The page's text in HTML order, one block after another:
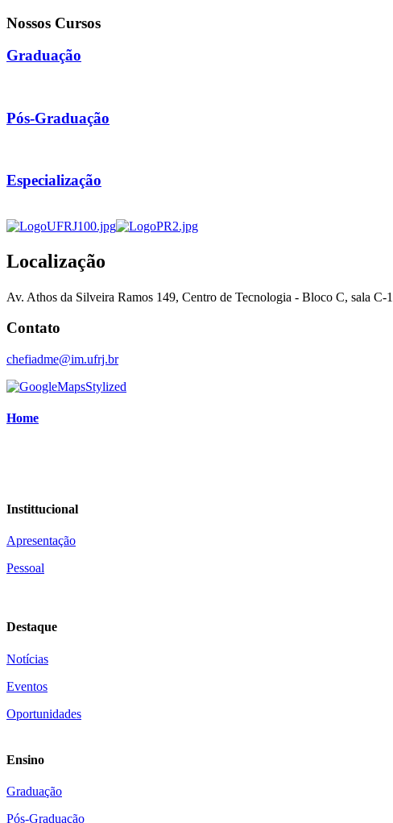
Nossos Cursos
Graduação
Pós-Graduação
Especialização
Localização
Av. Athos da Silveira Ramos 149, Centro de Tecnologia - Bloco C, sala
Contato
chefiadme@im.ufrj.br
Home
Instittucional
Apresentação
Pessoal
Destaque
Notícias
Eventos
Oportunidades
Ensino
Graduação
Pós-Graduação